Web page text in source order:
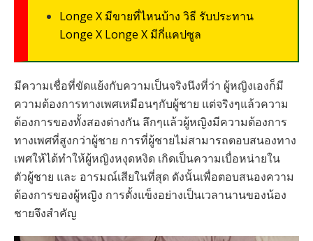
Longe X มีขายที่ไหนบ้าง วิธี รับประทาน
Longe X Longe X มีกี่แคปซูล
มีความเชื่อที่ขัดแย้งกับความเป็นจริงนึงที่ว่า ผู้หญิงเองก็มี
ความต้องการทางเพศเหมือนๆกับผู้ชาย แต่จริงๆแล้วความ
ต้องการของทั้งสองต่างกัน ลึกๆแล้วผู้หญิงมีความต้องการ
ทางเพศที่สูงกว่าผู้ชาย การที่ผู้ชายไม่สามารถตอบสนองทาง
เพศให้ได้ทำให้ผู้หญิงหงุดหงิด เกิดเป็นความเบื่อหน่ายใน
ตัวผู้ชาย และ อารมณ์เสียในที่สุด ดังนั้นเพื่อตอบสนองความ
ต้องการของผู้หญิง การตั้งแข็งอย่างเป็นเวลานานของน้อง
ชายจึงสำคัญ